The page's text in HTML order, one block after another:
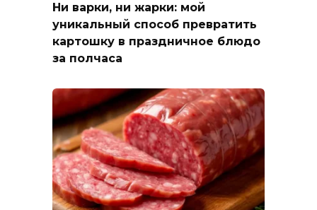
Ни варки, ни жарки: мой
уникальный способ превратить
картошку в праздничное блюдо
за полчаса